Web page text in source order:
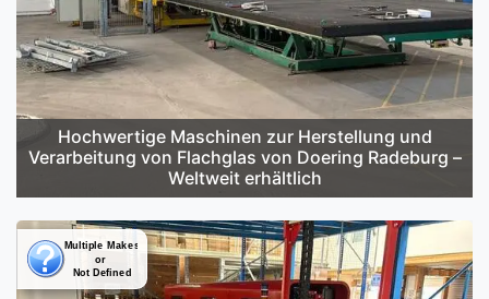
Hochwertige Maschinen zur Herstellung und
Verarbeitung von Flachglas von Doering Radeburg –
Weltweit erhältlich